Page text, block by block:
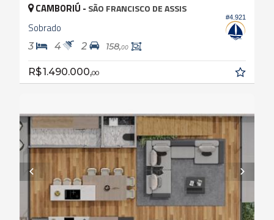
#4.921
CAMBORIÚ - SÃO FRANCISCO DE ASSIS
Sobrado
3 4 2 158,00
R$ 1.490.000,00